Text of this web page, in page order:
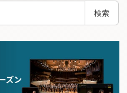
検索